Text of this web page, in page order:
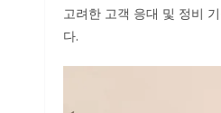
고려한 고객 응대 및 정비
다.